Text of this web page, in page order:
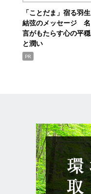
「ことだま」宿る羽生
結弦のメッセージ 名
言がもたらす心の平穏
と潤い
PR